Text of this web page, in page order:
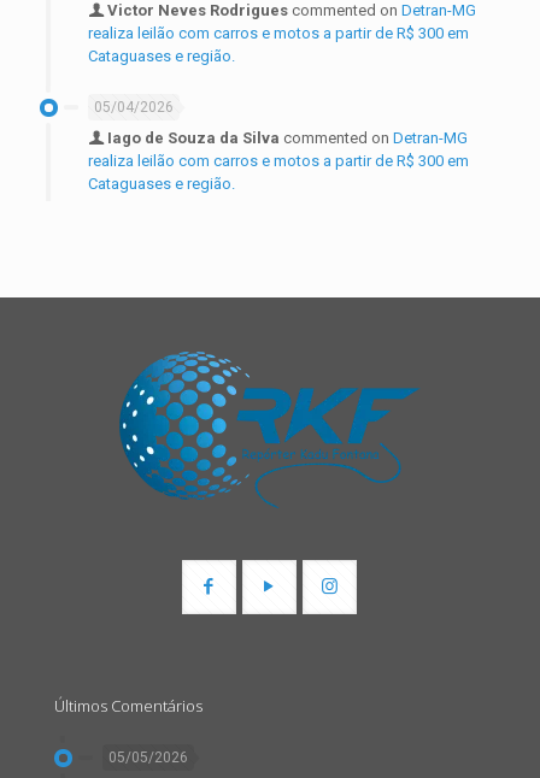
Victor Neves Rodrigues commented on Detran-MG
realiza leilão com carros e motos a partir de R$ 300 em
Cataguases e região.
05/04/2026
Iago de Souza da Silva commented on Detran-MG
realiza leilão com carros e motos a partir de R$ 300 em
Cataguases e região.
Últimos Comentários
05/05/2026